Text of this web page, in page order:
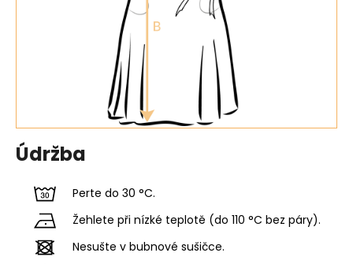
Údržba
Perte do 30 °C.
Žehlete při nízké teplotě (do 110 °C bez páry).
Nesušte v bubnové sušičce.